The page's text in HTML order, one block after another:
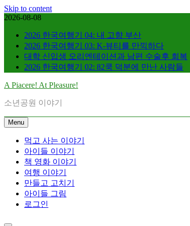
Skip to content
2026-08-08
2026 한국여행기 04: 내 고향 부산
2026 한국여행기 03: K-뷰티를 만끽하다
대학 신입생 오리엔테이션과 남편 수술후 회복
2026 한국여행기 02: 82쿡 덕분에 만난 사람들
A Piacere! At Pleasure!
소년공원 이야기
Menu
먹고 사는 이야기
아이들 이야기
책 영화 이야기
여행 이야기
만들고 고치기
아이들 그림
로그인